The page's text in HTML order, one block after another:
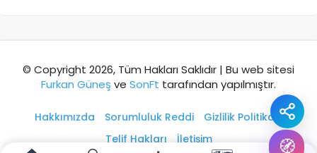
© Copyright 2026, Tüm Hakları Saklıdır | Bu web sitesi
Furkan Güneş ve SonFt tarafından yapılmıştır.
Hakkımızda Sorumluluk Reddi
Gizlilik Politikası
Telif Hakları
İletişim 🧭
Akıllı rota öner